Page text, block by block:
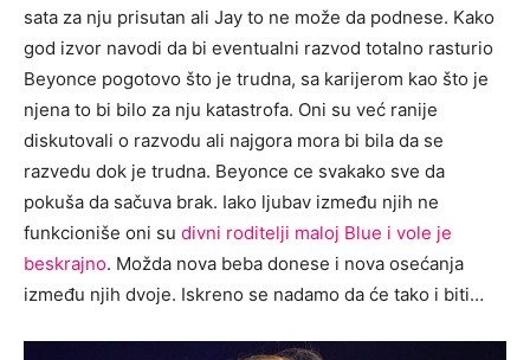
sata za nju prisutan ali Jay to ne može da podnese. Kako
god izvor navodi da bi eventualni razvod totalno rasturio
Beyonce pogotovo što je trudna, sa karijerom kao što je
njena to bi bilo za nju katastrofa. Oni su već ranije
diskutovali o razvodu ali najgora mora bi bila da se
razvedu dok je trudna. Beyonce ce svakako sve da
pokuša da sačuva brak. Iako ljubav između njih ne
funkcioniše oni su divni roditelji maloj Blue i vole je
beskrajno. Možda nova beba donese i nova osećanja
između njih dvoje. Iskreno se nadamo da će tako i biti…